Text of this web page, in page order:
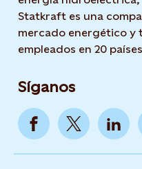
Statkraft es una
mercado energético y
empleados en 20
Síganos